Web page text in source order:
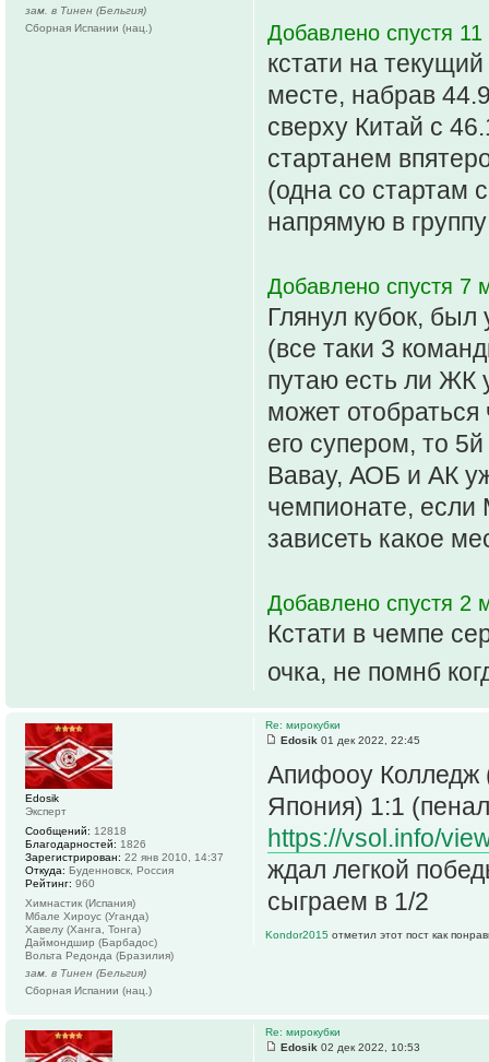
Добавлено спустя
кстати на
месте, набрав
сверху Китай с
стартанем
(одна со стартам
напрямую в
Добавлено спустя 7
Глянул кубок,
(все таки 3
путаю есть ли ЖК
может
его супером, то
Вавау, АОБ и АК
чемпионате, если
зависеть какое
Добавлено спустя 2
Кстати в чемпе
очка, не помнб
зам. в Тинен (Бельгия)
Сборная Испании (нац.)
Re: мирокубки
Edosik 01 дек 2022, 22:45
Апифооу Колледж
Япония) 1:1
https://vsol.info/
ждал легкой
сыграем в 1/2
Kondor2015 отметил этот пост как
Edosik
Эксперт
Сообщений: 12818
Благодарностей: 1826
Зарегистрирован: 22 янв 2010, 14:37
Откуда: Буденновск, Россия
Рейтинг: 960
Химнастик (Испания)
Мбале Хироус (Уганда)
Хавелу (Ханга, Тонга)
Даймондшир (Барбадос)
Вольта Редонда (Бразилия)
зам. в Тинен (Бельгия)
Сборная Испании (нац.)
Re: мирокубки
Edosik 02 дек 2022, 10:53